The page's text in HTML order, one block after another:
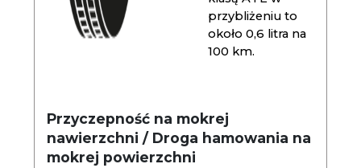
przybliżeniu to
około 0,6 litra na
100 km.
Przyczepność na mokrej
nawierzchni / Droga hamowania na
mokrej powierzchni